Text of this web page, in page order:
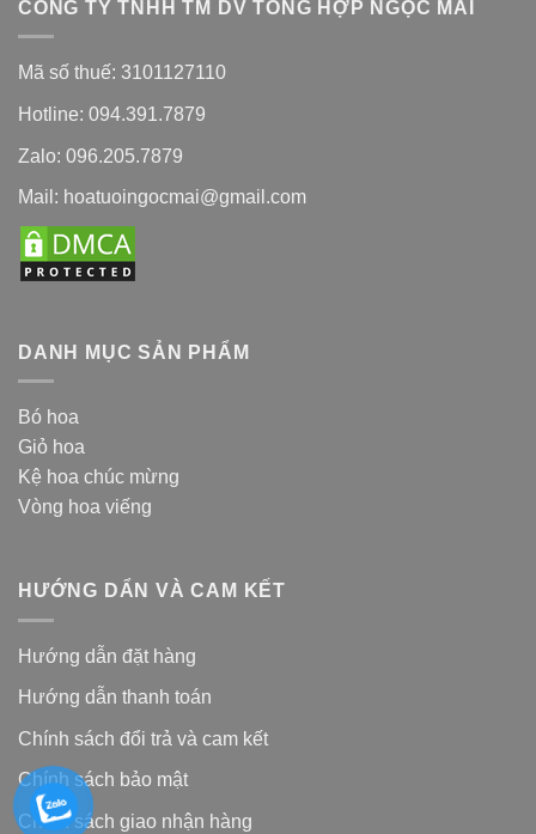
CÔNG TY TNHH TM DV TỔNG HỢP NGỌC MAI
Mã số thuế: 3101127110
Hotline: 094.391.7879
Zalo: 096.205.7879
Mail: hoatuoingocmai@gmail.com
DANH MỤC SẢN PHẨM
Bó hoa
Giỏ hoa
Kệ hoa chúc mừng
Vòng hoa viếng
HƯỚNG DẨN VÀ CAM KẾT
Hướng dẫn đặt hàng
Hướng dẫn thanh toán
Chính sách đổi trả và cam kết
Chính sách bảo mật
Chính sách giao nhận hàng